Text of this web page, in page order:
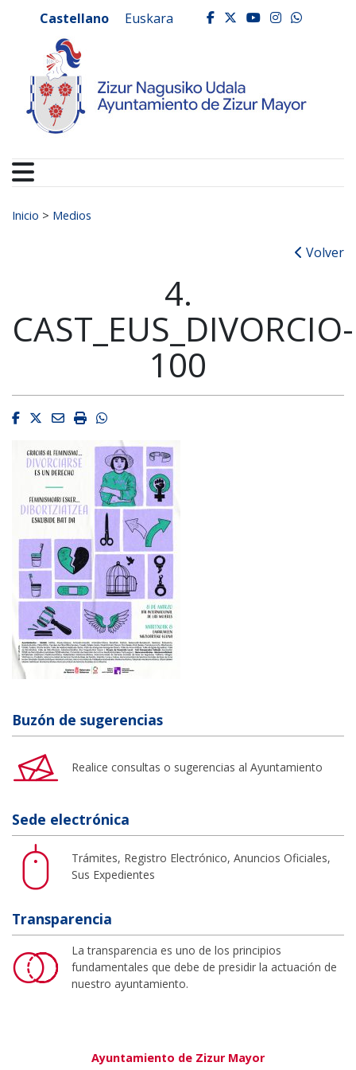
Ayuntamiento de
Castellano Euskara facebook
twitter
youtube
Buscar:
Inicio > Medios
Volver
4.
CAST_EUS_DIVORCIO-
100
Facebook
Twitter
EmailImprimirWhatsapp
Buzón de sugerencias
Realice consultas o sugerencias al Ayuntamiento
Sede electrónica
Trámites, Registro Electrónico, Anuncios Oficiales,
Sus Expedientes
Transparencia
La transparencia es uno de los principios
fundamentales que debe de presidir la actuación de
nuestro ayuntamiento.
Ayuntamiento de Zizur Mayor